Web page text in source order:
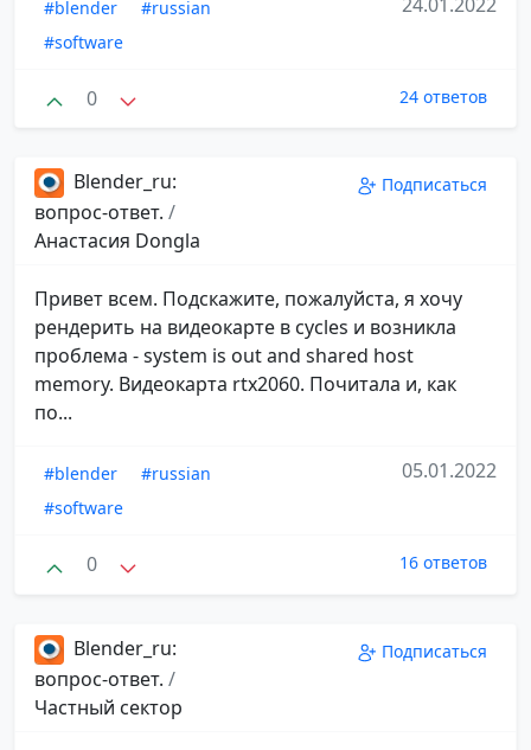
#blender
#russian
#software
0 24 ответов
Blender_ru:
вопрос-ответ. /
Анастасия Dongla
Подписаться
Привет всем. Подскажите, пожалуйста, я хочу
рендерить на видеокарте в cycles и возникла
проблема - system is out and shared host
memory. Видеокарта rtx2060. Почитала и, как
по...
#blender
#russian
#software
05.01.2022
0 16 ответов
Blender_ru:
вопрос-ответ. /
Частный сектор
Подписаться